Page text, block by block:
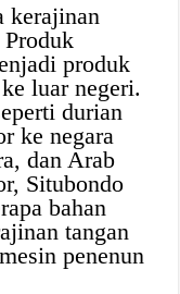
kerajinan
produk
luar negeri.
durian
ke negara
dan Arab
Situbondo
bahan
tangan
penenun